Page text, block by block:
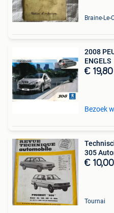
Braine-Le-
2008
ENGELS
€ 19,80
Bezoek
305
€ 10,00
Tournai